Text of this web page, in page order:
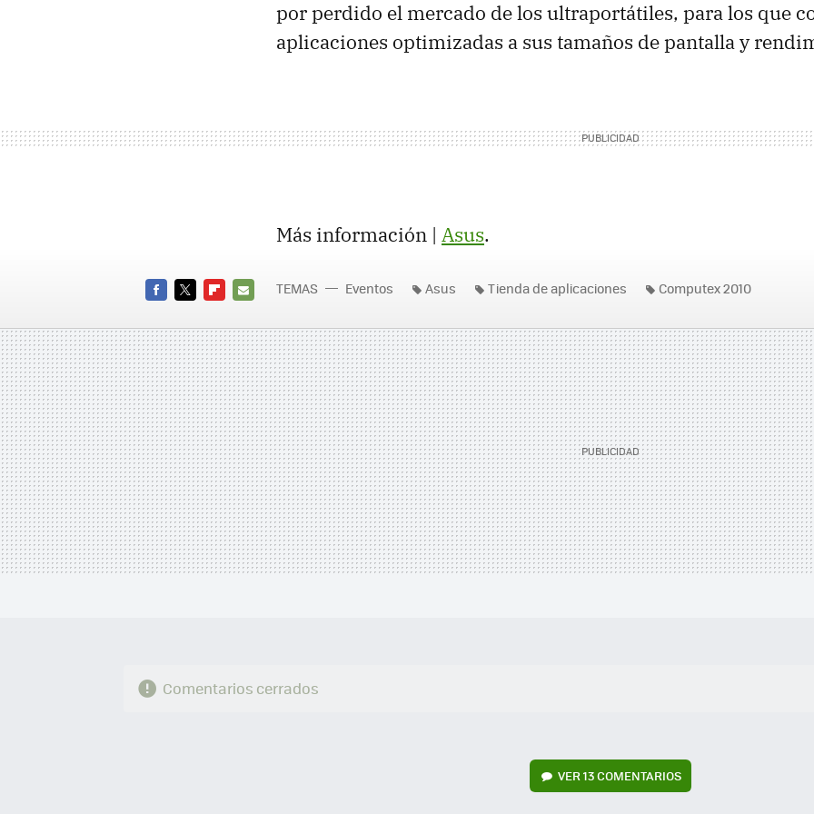
por perdido el mercado de los ultraportátiles, para los que
aplicaciones optimizadas a sus tamaños de pantalla y
Más información | Asus.
MAIL
TEMAS Eventos Asus Tienda de aplicaciones Computex 2010
Comentarios cerrados
VER13 COMENTARIOS